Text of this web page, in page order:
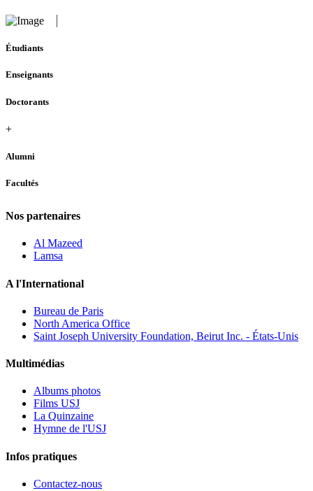
Étudiants
Enseignants
Doctorants
+
Alumni
Facultés
Nos partenaires
Al Mazeed
Lamsa
A l'International
Bureau de Paris
North America Office
Saint Joseph University Foundation, Beirut Inc. - États-Unis
Multimédias
Albums photos
Films USJ
La Quinzaine
Hymne de l'USJ
Infos pratiques
Contactez-nous